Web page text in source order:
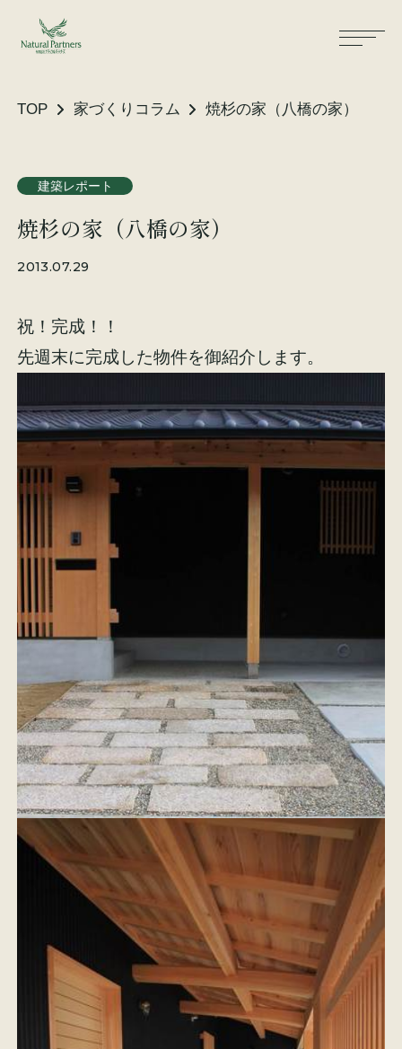
TOP 家づくりコラム 焼杉の家（八橋の家）
建築レポート
焼杉の家（八橋の家）
2013.07.29
祝！完成！！
先週末に完成した物件を御紹介します。
大工が建てる家
気候風土適応住宅
性能・素材
保証・保険
お客様の声
会社概要
スタッフ紹介
家づくりコラム
オンラインショップ
イベント情報 来場予約
資料請求 お問い合わせ